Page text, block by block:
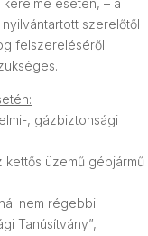
kérelme esetén, – a
szerelőtől
felszereléséről
, gázbiztonsági
kettős üzemű gépjármű
nem régebbi
Tanúsítvány”,